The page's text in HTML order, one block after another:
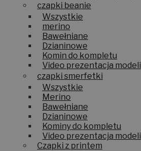
czapki beanie
Wszystkie
merino
Bawełniane
Dzianinowe
Komin do kompletu
Video prezentacja modeli
czapki smerfetki
Wszystkie
Merino
Bawełniane
Dzianinowe
Kominy do kompletu
Video prezentacja modeli
Czapki z printem